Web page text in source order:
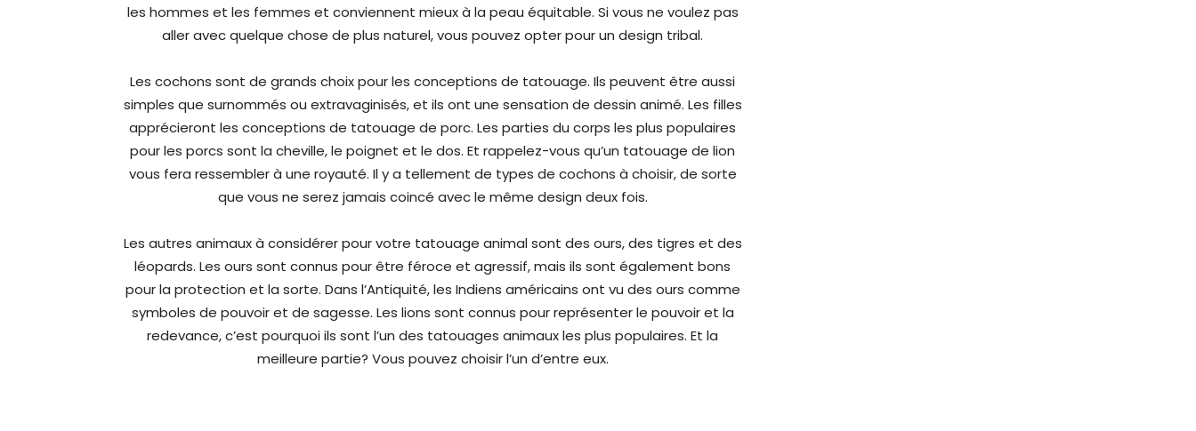
les hommes et les femmes et conviennent mieux à la peau équitable. Si vous ne voulez pas
aller avec quelque chose de plus naturel, vous pouvez opter pour un design tribal.
Les cochons sont de grands choix pour les conceptions de tatouage. Ils peuvent être aussi
simples que surnommés ou extravaginisés, et ils ont une sensation de dessin animé. Les filles
apprécieront les conceptions de tatouage de porc. Les parties du corps les plus populaires
pour les porcs sont la cheville, le poignet et le dos. Et rappelez-vous qu’un tatouage de lion
vous fera ressembler à une royauté. Il y a tellement de types de cochons à choisir, de sorte
que vous ne serez jamais coincé avec le même design deux fois.
Les autres animaux à considérer pour votre tatouage animal sont des ours, des tigres et des
léopards. Les ours sont connus pour être féroce et agressif, mais ils sont également bons
pour la protection et la sorte. Dans l’Antiquité, les Indiens américains ont vu des ours comme
symboles de pouvoir et de sagesse. Les lions sont connus pour représenter le pouvoir et la
redevance, c’est pourquoi ils sont l’un des tatouages animaux les plus populaires. Et la
meilleure partie? Vous pouvez choisir l’un d’entre eux.